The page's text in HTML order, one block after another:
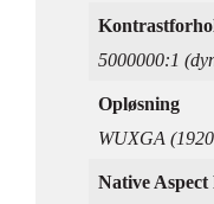
5000000:1
Opløsning
WUXGA
Native Aspect